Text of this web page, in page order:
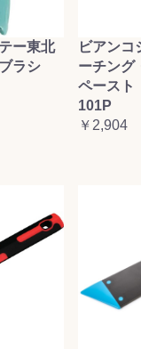
ー東北
ラシ
ビアン
ーチング
ペース
101P
￥2,904